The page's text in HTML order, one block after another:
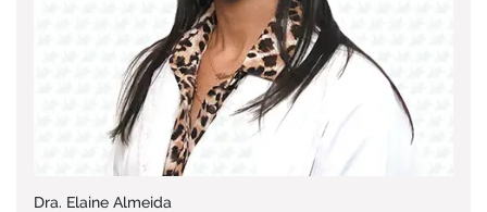
Dra. Elaine Almeida